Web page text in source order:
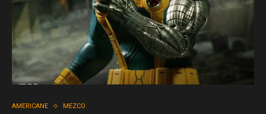
AMERICANE MEZCO